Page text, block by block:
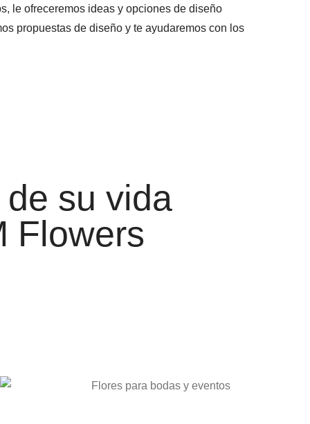
le ofreceremos ideas y opciones de diseño
propuestas de diseño y te ayudaremos con los
su vida
Flowers